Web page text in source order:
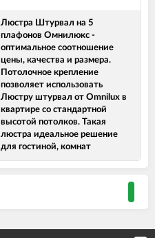
Люстра Штурвал на 5
плафонов Омнилюкс -
оптимальное соотношение
цены, качества и размера.
Потолочное крепление
позволяет использовать
Люстру штурвал от Omnilux в
квартире со стандартной
высотой потолков. Такая
люстра идеальное решение
для гостиной, комнат